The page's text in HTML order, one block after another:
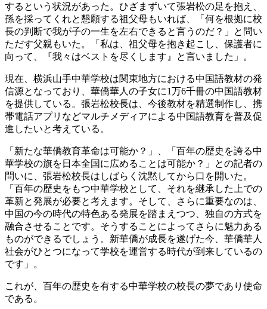
するという状況があった。ひざまずいて張岩松の足を抱え、
孫を採ってくれと懇願する祖父母もいれば、「何を根拠に校
長の判断で我が子の一生を左右できると言うのだ？」と問い
ただす父親もいた。「私は、祖父母を抱き起こし、保護者に
向って、『我々はベストを尽くします』と言いました」。
現在、横浜山手中華学校は関東地方における中国語教材の発
信源となっており、華僑華人の子女に1万6千冊の中国語教材
を提供している。張岩松校長は、今後教材を精選制作し、携
帯電話アプリなどマルチメディアによる中国語教育を普及促
進したいと考えている。
「新たな華僑教育革命は可能か？」、「百年の歴史を誇る中
華学校の旗を日本全国に広めることは可能か？」との記者の
問いに、張岩松校長はしばらく沈黙してから口を開いた。
「百年の歴史をもつ中華学校として、それを継承した上での
革新と発展が必要と考えます。そして、さらに重要なのは、
中国の今の時代の特色ある発展を踏まえつつ、独自の方式を
融合させることです。そうすることによってさらに魅力ある
ものができるでしょう。新華僑が成長を遂げた今、華僑華人
社会がひとつになって学校を運営する時代が到来しているの
です」。
これが、百年の歴史を有する中華学校の校長の夢であり使命
である。